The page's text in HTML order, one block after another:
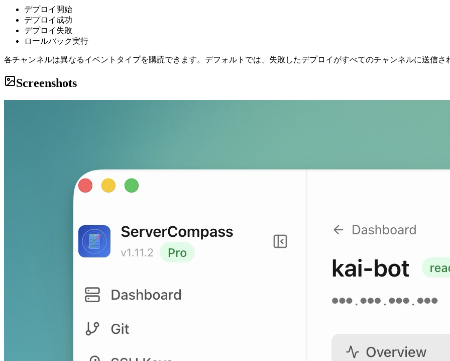
デプロイ開始
デプロイ成功
デプロイ失敗
ロールバック実行
各チャンネルは異なるイベントタイプを購読できます。デフォルトでは、失敗したデプロイがすべてのチャンネルに送信さ
Screenshots